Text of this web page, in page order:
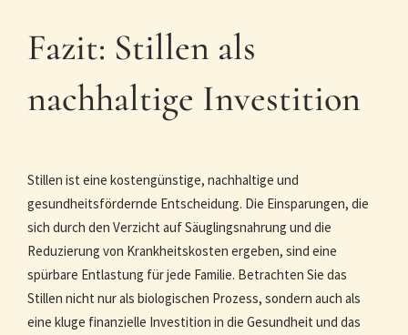
Fazit: Stillen als
nachhaltige Investition
Stillen ist eine kostengünstige, nachhaltige und
gesundheitsfördernde Entscheidung. Die Einsparungen, die
sich durch den Verzicht auf Säuglingsnahrung und die
Reduzierung von Krankheitskosten ergeben, sind eine
spürbare Entlastung für jede Familie. Betrachten Sie das
Stillen nicht nur als biologischen Prozess, sondern auch als
eine kluge finanzielle Investition in die Gesundheit und das